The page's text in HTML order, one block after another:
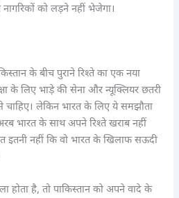
को लड़ने नहीं भेजेगा।
के बीच पुराने रिश्ते का एक नया
के लिए भाड़े की सेना और न्यूक्लियर छतरी
चाहिए। लेकिन भारत के लिए ये समझौता
भारत के साथ अपने रिश्ते खराब नहीं
इतनी नहीं कि वो भारत के खिलाफ सऊदी
होता है, तो पाकिस्तान को अपने वादे के